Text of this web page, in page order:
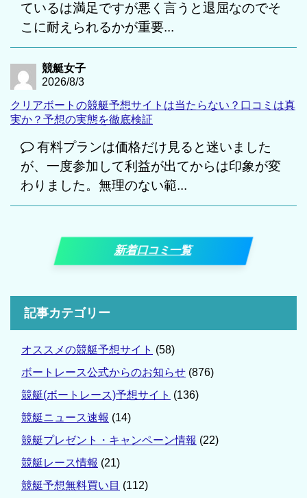
ているは満足ですが悪く言うと退屈なのでそ
こに耐えられるかが重要...
競艇女子
2026/8/3
クリアボートの競艇予想サイトは当たらない？口コミは真
実か？予想の実態を徹底検証
有料プランは価格だけ見ると迷いました
が、一度参加して利益が出てからは印象が変
わりました。無理のない範...
新着口コミ一覧
記事カテゴリー
オススメの競艇予想サイト (58)
ボートレース公式からのお知らせ (876)
競艇(ボートレース)予想サイト (136)
競艇ニュース速報 (14)
競艇プレゼント・キャンペーン情報 (22)
競艇レース情報 (21)
競艇予想無料買い目 (112)